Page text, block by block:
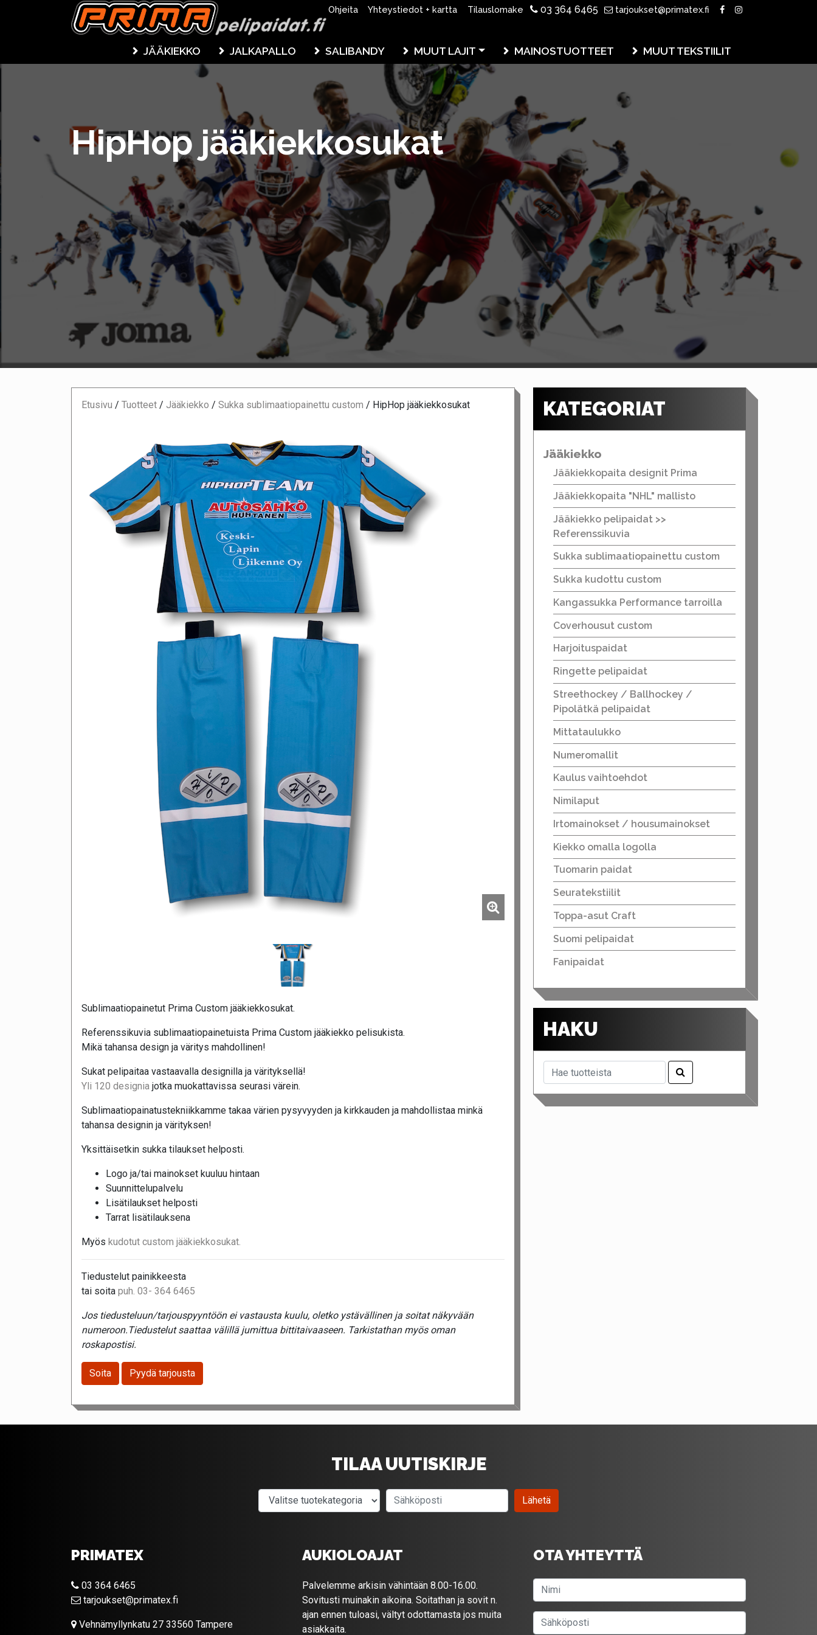
Ohjeita Yhteystiedot + kartta Tilauslomake 03 364 6465 tarjoukset@primatex.fi
JÄÄKIEKKO JALKAPALLO SALIBANDY MUUT LAJIT MAINOSTUOTTEET MUUT TEKSTIILIT
HipHop jääkiekkosukat
Etusivu / Tuotteet / Jääkiekko / Sukka sublimaatiopainettu custom / HipHop jääkiekkosukat
Sublimaatiopainetut Prima Custom jääkiekkosukat.
Referenssikuvia sublimaatiopainetuista Prima Custom jääkiekko pelisukista.
Mikä tahansa design ja väritys mahdollinen!
Sukat pelipaitaa vastaavalla designilla ja värityksellä!
Yli 120 designia jotka muokattavissa seurasi värein.
Sublimaatiopainatustekniikkamme takaa värien pysyvyyden ja kirkkauden ja mahdollistaa minkä
tahansa designin ja värityksen!
Yksittäisetkin sukka tilaukset helposti.
Logo ja/tai mainokset kuuluu hintaan
Suunnittelupalvelu
Lisätilaukset helposti
Tarrat lisätilauksena
Myös kudotut custom jääkiekkosukat.
Tiedustelut painikkeesta
tai soita puh. 03- 364 6465
Jos tiedusteluun/tarjouspyyntöön ei vastausta kuulu, oletko ystävällinen ja soitat näkyvään
numeroon.Tiedustelut saattaa välillä jumittua bittitaivaaseen. Tarkistathan myös oman
roskapostisi.
Soita Pyydä tarjousta
KATEGORIAT
Jääkiekko
Jääkiekkopaita designit Prima
Jääkiekkopaita "NHL" mallisto
Jääkiekko pelipaidat >>
Referenssikuvia
Sukka sublimaatiopainettu custom
Sukka kudottu custom
Kangassukka Performance tarroilla
Coverhousut custom
Harjoituspaidat
Ringette pelipaidat
Streethockey / Ballhockey /
Pipolätkä pelipaidat
Mittataulukko
Numeromallit
Kaulus vaihtoehdot
Nimilaput
Irtomainokset / housumainokset
Kiekko omalla logolla
Tuomarin paidat
Seuratekstiilit
Toppa-asut Craft
Suomi pelipaidat
Fanipaidat
HAKU
TILAA UUTISKIRJE
Valitse tuotekategoria Lähetä
PRIMATEX
03 364 6465
tarjoukset@primatex.fi
Vehnämyllynkatu 27 33560 Tampere
AUKIOLOAJAT
Palvelemme arkisin vähintään 8.00-16.00.
Sovitusti muinakin aikoina. Soitathan ja sovit n.
ajan ennen tuloasi, vältyt odottamasta jos muita
asiakkaita.
OTA YHTEYTTÄ